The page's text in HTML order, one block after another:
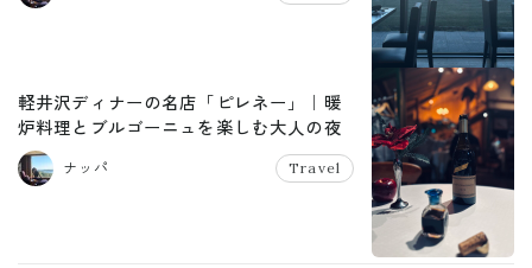
軽井沢ディナーの名店「ピレネー」｜暖
炉料理とブルゴーニュを楽しむ大人の夜
ナッパ Travel